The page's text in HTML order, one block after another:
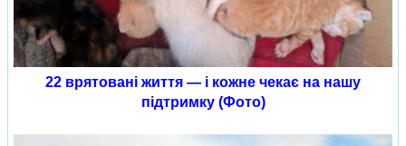
22 врятовані життя — і кожне чекає на нашу
підтримку (Фото)